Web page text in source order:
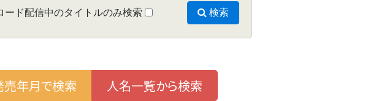
ード配信中のタイトルのみ検索 検索
売年月で検索 人名一覧から検索